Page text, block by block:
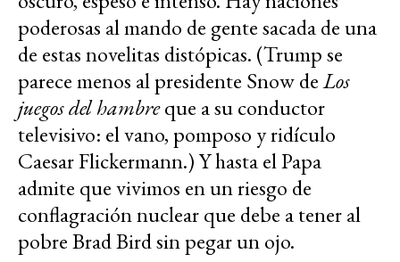
poderosas al mando de gente sacada de una
de estas novelitas distópicas. (Trump se
parece menos al presidente Snow deLos
juegos del hambreque a su conductor
televisivo: el vano, pomposo y ridículo
Caesar Flickermann.) Y hasta el Papa
admite que vivimos en un riesgo de
conflagración nuclear que debe a tener al
pobre Brad Bird sin pegar un ojo.